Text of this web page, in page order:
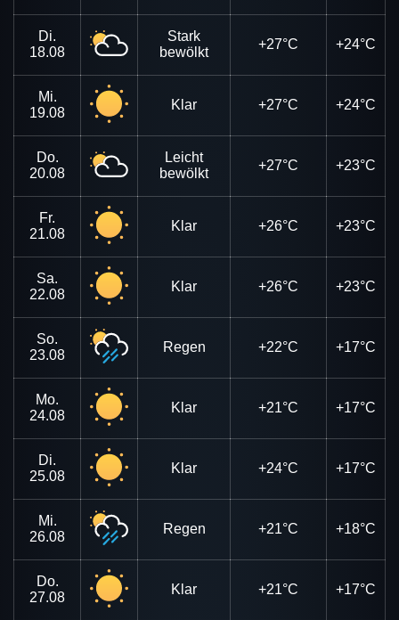
Di.
18.08
Stark
bewölkt
+27°C +24°C
Mi.
19.08
Klar +27°C +24°C
Do.
20.08
Leicht
bewölkt
+27°C +23°C
Fr.
21.08
Klar +26°C +23°C
Sa.
22.08
Klar +26°C +23°C
So.
23.08
Regen +22°C +17°C
Mo.
24.08
Klar +21°C +17°C
Di.
25.08
Klar +24°C +17°C
Mi.
26.08
Regen +21°C +18°C
Do.
27.08
Klar +21°C +17°C